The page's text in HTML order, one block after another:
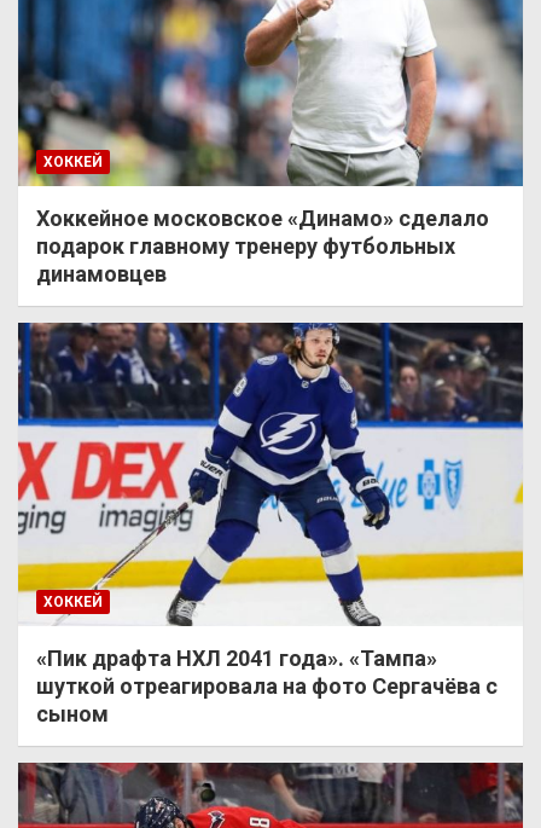
ХОККЕЙ
Хоккейное московское «Динамо» сделало
подарок главному тренеру футбольных
динамовцев
ХОККЕЙ
«Пик драфта НХЛ 2041 года». «Тампа»
шуткой отреагировала на фото Сергачёва с
сыном